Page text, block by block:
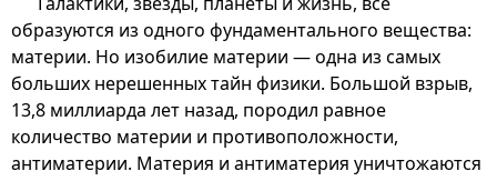
образуются из одного фундаментального вещества:
материи. Но изобилие материи — одна из самых
больших нерешенных тайн физики. Большой взрыв,
13,8 миллиарда лет назад, породил равное
количество материи и противоположности,
антиматерии. Материя и антиматерия уничтожаются